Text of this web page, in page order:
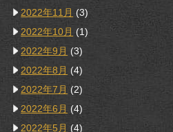
2022年11月 (3)
2022年10月 (1)
2022年9月 (3)
2022年8月 (4)
2022年7月 (2)
2022年6月 (4)
2022年5月 (4)